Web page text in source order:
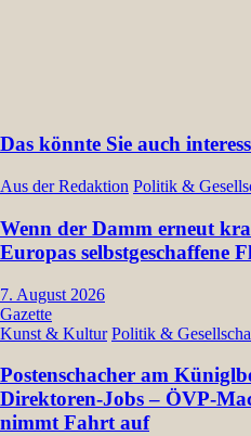
Das könnte Sie auch
Aus der Redaktion Politik &
Wenn der Damm erneut
Europas selbstgeschaffene
7. August 2026
Gazette
Kunst & Kultur Politik &
Postenschacher am
Direktoren-Jobs – ÖVP-
nimmt Fahrt auf